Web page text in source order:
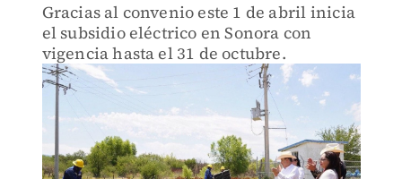
Gracias al convenio este 1 de abril inicia
el subsidio eléctrico en Sonora con
vigencia hasta el 31 de octubre.